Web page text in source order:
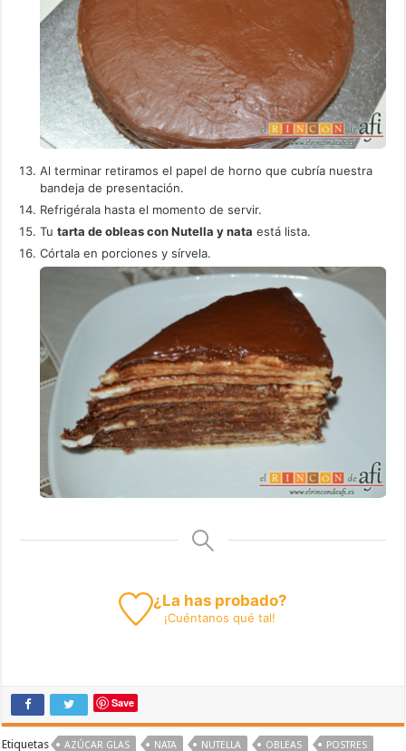
Al terminar retiramos el papel de horno que cubría nuestra
bandeja de presentación.
Refrigérala hasta el momento de servir.
Tutarta de obleas con Nutella y nata está lista.
Córtala en porciones y sírvela.
¿La has probado?
¡Cuéntanos qué tal!
Save
Etiquetas AZÚCAR GLAS NATA NUTELLA OBLEAS POSTRES